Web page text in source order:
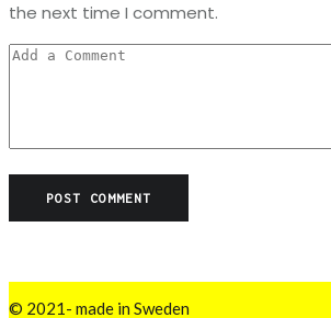
the next time I comment.
© 2021- made in Sweden